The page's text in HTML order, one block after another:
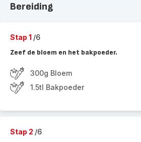
Bereiding
Stap 1 /6
Zeef de bloem en het bakpoeder.
300g Bloem
1.5tl Bakpoeder
Stap 2 /6